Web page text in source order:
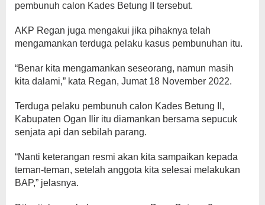
pembunuh calon Kades Betung II tersebut.
AKP Regan juga mengakui jika pihaknya telah
mengamankan terduga pelaku kasus pembunuhan itu.
“Benar kita mengamankan seseorang, namun masih
kita dalami,” kata Regan, Jumat 18 November 2022.
Terduga pelaku pembunuh calon Kades Betung II,
Kabupaten Ogan Ilir itu diamankan bersama sepucuk
senjata api dan sebilah parang.
“Nanti keterangan resmi akan kita sampaikan kepada
teman-teman, setelah anggota kita selesai melakukan
BAP,” jelasnya.